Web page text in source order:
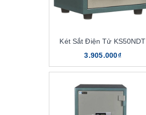
Két Sắt Điện Tử KS50NDT
3.905.000₫